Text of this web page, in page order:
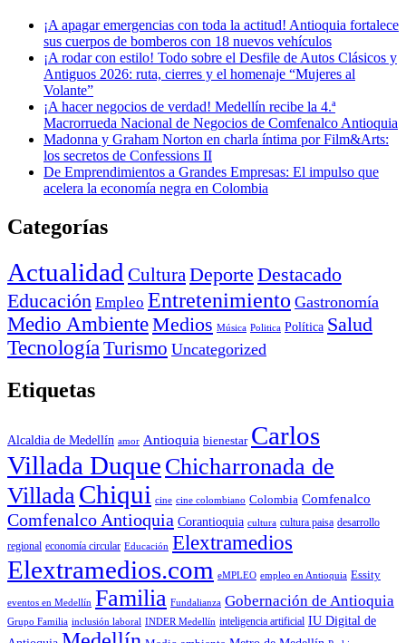
¡A apagar emergencias con toda la actitud! Antioquia fortalece
sus cuerpos de bomberos con 18 nuevos vehículos
¡A rodar con estilo! Todo sobre el Desfile de Autos Clásicos y
Antiguos 2026: ruta, cierres y el homenaje “Mujeres al
Volante”
¡A hacer negocios de verdad! Medellín recibe la 4.ª
Macrorrueda Nacional de Negocios de Comfenalco Antioquia
Madonna y Graham Norton en charla íntima por Film&Arts:
los secretos de Confessions II
De Emprendimientos a Grandes Empresas: El impulso que
acelera la economía negra en Colombia
Categorías
Actualidad Cultura Deporte Destacado
Educación Empleo Entretenimiento Gastronomía
Medio AmbienteMedios Música Politica Política Salud
Tecnología Turismo Uncategorized
Etiquetas
Alcaldia de Medellín amor Antioquia bienestar Carlos
Villada Duque Chicharronada de
Villada Chiqui cine cine colombiano Colombia Comfenalco
Comfenalco Antioquia Corantioquia cultura cultura paisa desarrollo
regional economía circular Educación Elextramedios
Elextramedios.com eMPLEO empleo en Antioquia Essity
eventos en Medellín Familia Fundalianza Gobernación de Antioquia
Grupo Familia inclusión laboral INDER Medellín inteligencia artificial IU Digital de